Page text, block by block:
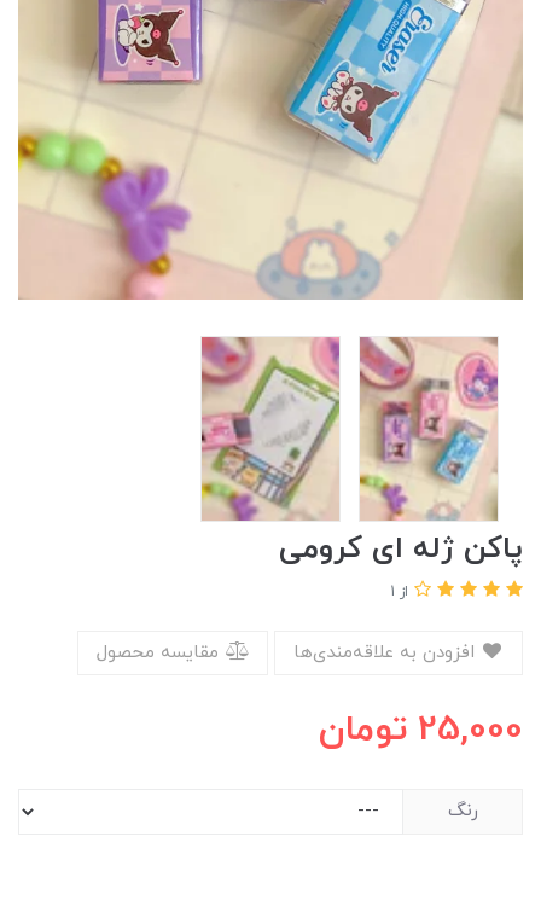
پاکن ژله ای کرومی
از 1
مقایسه محصول
25,000 تومان
رنگ